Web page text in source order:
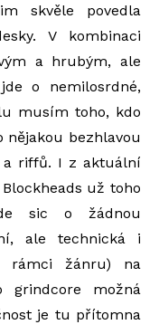
skvěle povedla
V kombinaci
a hrubým, ale
o nemilosrdné,
musím toho, kdo
nějakou bezhlavou
a riffů. I z aktuální
už toho
sic o žádnou
ale technická i
rámci žánru) na
grindcore možná
je tu přítomna